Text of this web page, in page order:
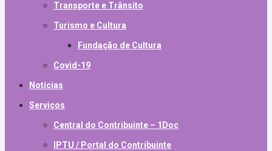
Transporte e Trânsito
Turismo e Cultura
Fundação de Cultura
Covid-19
Notícias
Serviços
Central do Contribuinte – 1Doc
IPTU / Portal do Contribuinte